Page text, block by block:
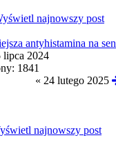
najnowszy post
antyhistamina na sen
lipca 2024
1841
« 24 lutego 2025
najnowszy post